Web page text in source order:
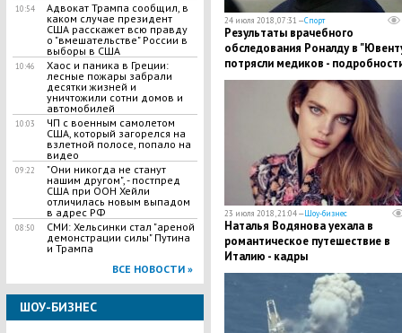
10:54
Адвокат Трампа сообщил, в
каком случае президент
США расскажет всю правду
о "вмешательстве" России в
выборы в США
10:46
Хаос и паника в Греции:
лесные пожары забрали
десятки жизней и
уничтожили сотни домов и
автомобилей
10:03
ЧП с военным самолетом
США, который загорелся на
взлетной полосе, попало на
видео
09:22
"Они никогда не станут
нашим другом", - постпред
США при ООН Хейли
отличилась новым выпадом
в адрес РФ
08:50
СМИ: Хельсинки стал "ареной
демонстрации силы" Путина
и Трампа
ВСЕ НОВОСТИ »
ШОУ-БИЗНЕС
24 июля 2018, 07:31 —Спорт
​Результаты врачебного
обследования Роналду в
потрясли медиков -
23 июля 2018, 21:04 —Шоу-бизнес
Наталья Водянова уехала в
романтическое путешествие в
Италию - кадры